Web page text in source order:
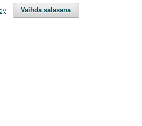
Vaihda salasana